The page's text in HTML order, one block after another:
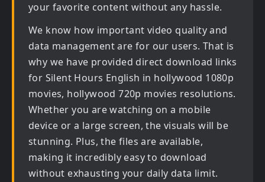
your favorite content without any hassle.
We know how important video quality and
data management are for our users. That is
why we have provided direct download links
for Silent Hours English in hollywood 1080p
movies, hollywood 720p movies resolutions.
Whether you are watching on a mobile
device or a large screen, the visuals will be
stunning. Plus, the files are available,
making it incredibly easy to download
without exhausting your daily data limit.